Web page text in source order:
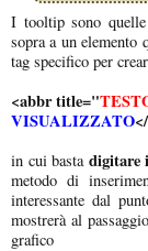
I tooltip sono quelle
sopra a un
tag specifico per
<abbr title="
VISUALIZZATO
in cui basta digitare
metodo di
interessante dal
mostrerà al
grafico